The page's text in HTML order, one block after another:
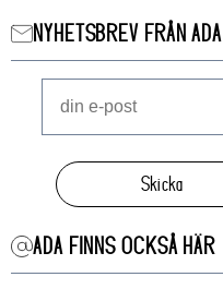
NYHETSBREV FRÅN ADA
Skicka
ADA FINNS OCKSÅ HÄR